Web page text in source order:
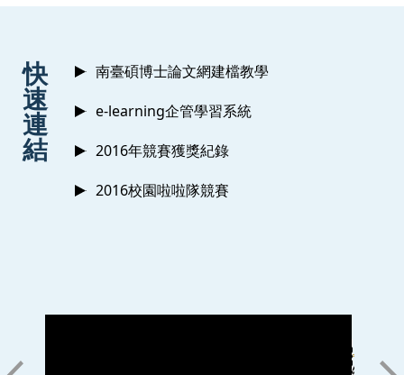
快
速
連
結
南臺碩博士論文網建檔教學
e-learning企管學習系統
2016年競賽獲獎紀錄
2016校園啦啦隊競賽